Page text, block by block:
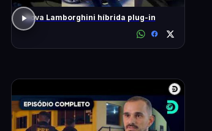
Nova Lamborghini híbrida plug-in